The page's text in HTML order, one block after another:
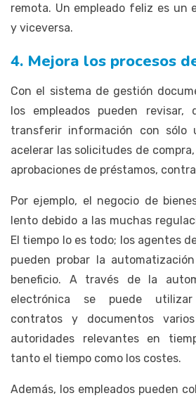
remota. Un empleado feliz es un
y viceversa.
4. Mejora los procesos
Con el sistema de gestión
los empleados pueden revisar,
transferir información con sólo
acelerar las solicitudes de
aprobaciones de préstamos,
Por ejemplo, el negocio de
lento debido a las muchas
El tiempo lo es todo; los agentes
pueden probar la
beneficio. A través de la
electrónica se puede
contratos y documentos
autoridades relevantes en
tanto el tiempo como los costes.
Además, los empleados pueden